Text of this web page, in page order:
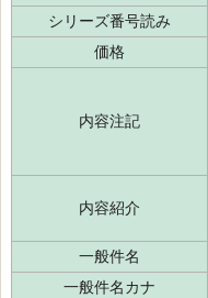
シリーズ番号読み
価格
内容注記
内容紹介
一般件名
一般件名カナ